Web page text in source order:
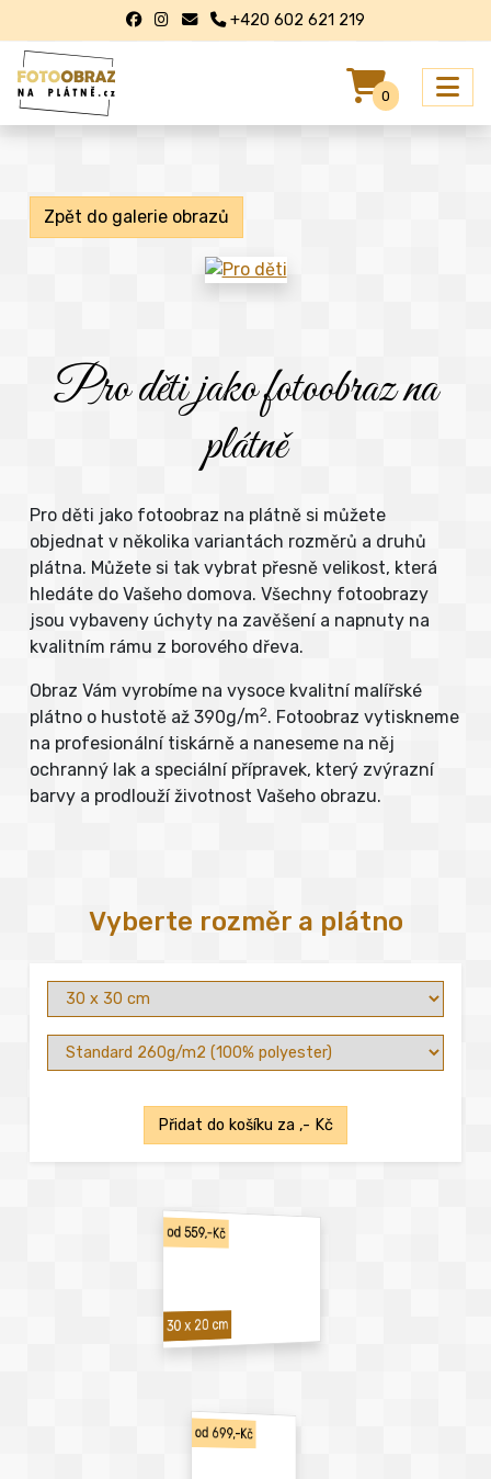
+420 602 621 219
0
Zpět do galerie obrazů
Pro děti jako fotoobraz na
plátně
Pro děti jako fotoobraz na plátně si můžete
objednat v několika variantách rozměrů a druhů
plátna. Můžete si tak vybrat přesně velikost, která
hledáte do Vašeho domova. Všechny fotoobrazy
jsou vybaveny úchyty na zavěšení a napnuty na
kvalitním rámu z borového dřeva.
Obraz Vám vyrobíme na vysoce kvalitní malířské
plátno o hustotě až 390g/m2. Fotoobraz vytiskneme
na profesionální tiskárně a naneseme na něj
ochranný lak a speciální přípravek, který zvýrazní
barvy a prodlouží životnost Vašeho obrazu.
Vyberte rozměr a plátno
Přidat do košíku za ,- Kč
od 559,-Kč
30 x 20 cm
od 699,-Kč